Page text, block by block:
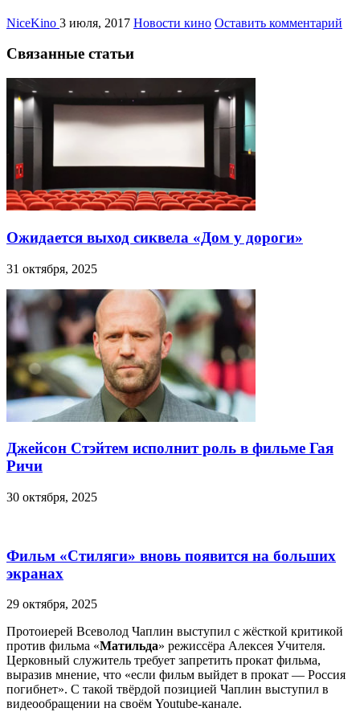
NiceKino 3 июля, 2017 Новости кино Оставить комментарий
Связанные статьи
Ожидается выход сиквела «Дом у дороги»
31 октября, 2025
Джейсон Стэйтем исполнит роль в фильме Гая
Ричи
30 октября, 2025
Фильм «Стиляги» вновь появится на больших
экранах
29 октября, 2025
Протоиерей Всеволод Чаплин выступил с жёсткой критикой
против фильма «Матильда» режиссёра Алексея Учителя.
Церковный служитель требует запретить прокат фильма,
выразив мнение, что «если фильм выйдет в прокат — Россия
погибнет». С такой твёрдой позицией Чаплин выступил в
видеообращении на своём Youtube-канале.